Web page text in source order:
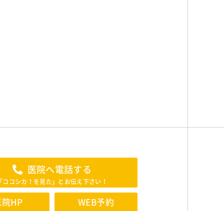
医院へ電話する
ココシカ！を見た」とお伝え下さい！
院HP WEB予約